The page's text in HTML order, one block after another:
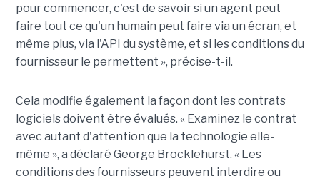
pour commencer, c'est de savoir si un agent peut
faire tout ce qu'un humain peut faire via un écran, et
même plus, via l'API du système, et si les conditions du
fournisseur le permettent », précise-t-il.
Cela modifie également la façon dont les contrats
logiciels doivent être évalués. « Examinez le contrat
avec autant d'attention que la technologie elle-
même », a déclaré George Brocklehurst. « Les
conditions des fournisseurs peuvent interdire ou